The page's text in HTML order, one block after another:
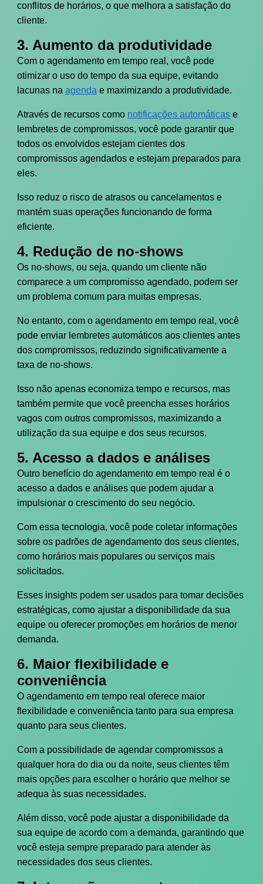
conflitos de horários, o que melhora a satisfação do
cliente.
3. Aumento da produtividade
Com o agendamento em tempo real, você pode
otimizar o uso do tempo da sua equipe, evitando
lacunas na agenda e maximizando a produtividade.
Através de recursos como notificações automáticase
lembretes de compromissos, você pode garantir que
todos os envolvidos estejam cientes dos
compromissos agendados e estejam preparados para
eles.
Isso reduz o risco de atrasos ou cancelamentos e
mantém suas operações funcionando de forma
eficiente.
4. Redução de no-shows
Os no-shows, ou seja, quando um cliente não
comparece a um compromisso agendado, podem ser
um problema comum para muitas empresas.
No entanto, com o agendamento em tempo real, você
pode enviar lembretes automáticos aos clientes antes
dos compromissos, reduzindo significativamente a
taxa de no-shows.
Isso não apenas economiza tempo e recursos, mas
também permite que você preencha esses horários
vagos com outros compromissos, maximizando a
utilização da sua equipe e dos seus recursos.
5. Acesso a dados e análises
Outro benefício do agendamento em tempo real é o
acesso a dados e análises que podem ajudar a
impulsionar o crescimento do seu negócio.
Com essa tecnologia, você pode coletar informações
sobre os padrões de agendamento dos seus clientes,
como horários mais populares ou serviços mais
solicitados.
Esses insights podem ser usados para tomar decisões
estratégicas, como ajustar a disponibilidade da sua
equipe ou oferecer promoções em horários de menor
demanda.
6. Maior flexibilidade e
conveniência
O agendamento em tempo real oferece maior
flexibilidade e conveniência tanto para sua empresa
quanto para seus clientes.
Com a possibilidade de agendar compromissos a
qualquer hora do dia ou da noite, seus clientes têm
mais opções para escolher o horário que melhor se
adequa às suas necessidades.
Além disso, você pode ajustar a disponibilidade da
sua equipe de acordo com a demanda, garantindo que
você esteja sempre preparado para atender às
necessidades dos seus clientes.